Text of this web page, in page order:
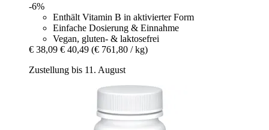
-6%
Enthält Vitamin B in aktivierter Form
Einfache Dosierung & Einnahme
Vegan, gluten- & laktosefrei
€ 38,09 € 40,49 (€ 761,80 / kg)
Zustellung bis 11. August